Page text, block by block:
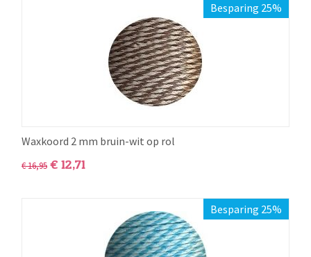
Besparing 25%
Waxkoord 2 mm bruin-wit op rol
€16,95 € 12,71
Besparing 25%